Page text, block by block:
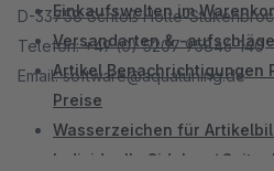
Einkaufswelten im
Versandarten & -
Artikel Benachrichtigungen
Preise
Wasserzeichen für
Individuelle Sidebar /
D-33758 Schloß Holte-
Telefon: +49 (0) 5207 95846-140
Email: software@aquatuning.de